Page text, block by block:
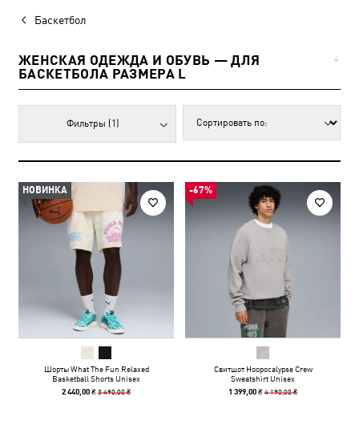
Баскетбол
ЖЕНСКАЯ ОДЕЖДА И ОБУВЬ — ДЛЯ
БАСКЕТБОЛА РАЗМЕРА L
4
Фильтры (1)
НОВИНКА
Шорты What The Fun Relaxed
Basketball Shorts Unisex
2 440,00 ₴3 490,00 ₴
-67%
Свитшот Hoopocalypse Crew
Sweatshirt Unisex
1 399,00 ₴4 190,00 ₴